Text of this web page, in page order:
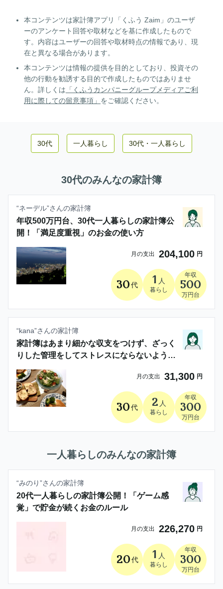
本コンテンツは家計簿アプリ「くふう Zaim」のユーザ
ーのアンケート回答や取材などを基に作成したもので
す。内容はユーザーの回答や取材時点の情報であり、現
在と異なる場合があります。
本コンテンツは情報の提供を目的としており、投資その
他の行動を勧誘する目的で作成したものではありませ
ん。詳しくは 「くふうカンパニーグループメディアご利
用に際しての留意事項」 をご確認ください。
30代 一人暮らし 30代 ・ 一人暮らし
30代のみんなの家計簿
“ネーデル”さんの家計簿
年収500万円台、30代一人暮らしの家計簿公
開！「満足度重視」のお金の使い方
月の支出 204,100 円
30代 1 人
暮らし
年収
500
万円台
“kana”さんの家計簿
家計簿はあまり細かな収支をつけず、ざっく
りした管理をしてストレスにならないように
月の支出 31,300 円
30代 2 人
暮らし
年収
300
万円台
一人暮らしのみんなの家計簿
“みのり”さんの家計簿
20代一人暮らしの家計簿公開！「ゲーム感
覚」で貯金が続くお金のルール
月の支出 226,270 円
20代 1 人
暮らし
年収
300
万円台